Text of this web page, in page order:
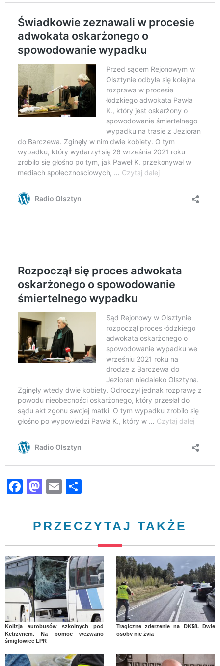
Facebook
Mastodon
Email
PRZECZYTAJ TAKŻE
Kolizja autobusów szkolnych pod
Kętrzynem. Na pomoc wezwano
śmigłowiec LPR
Tragiczne zderzenie na DK58. Dwie
osoby nie żyją